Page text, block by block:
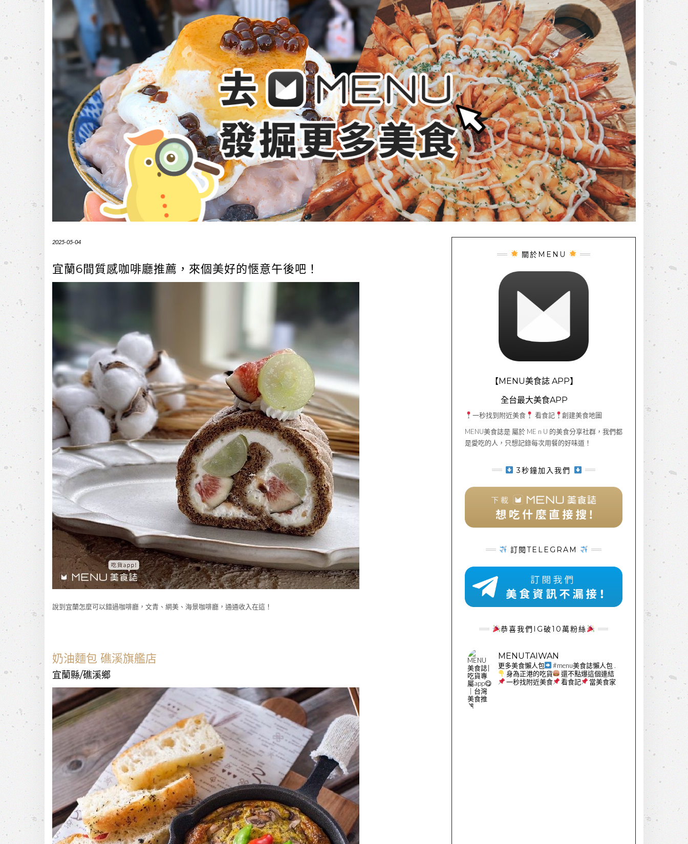
2025-05-04
宜蘭6間質感咖啡廳推薦，來個美好的愜意午後吧！
說到宜蘭怎麼可以錯過咖啡廳，文青、網美、海景咖啡廳，通通收入在這！
奶油麵包 礁溪旗艦店
宜蘭縣/礁溪鄉
關於MENU
【MENU美食誌 APP】
全台最大美食APP
一秒找到附近美食 看食記
創建美食地圖
MENU美食誌是 屬於 ME n U 的美食分享社群，我們都
是愛吃的人，只想記錄每次用餐的好味道！
3秒鐘加入我們
訂閱TELEGRAM
恭喜我們IG破10萬粉絲
MENUTAIWAN
更多美食懶人包 #menu美食誌懶人包 .
身為正港的吃貨
還不點爆這個連結
一秒找附近美食
看食記 當美食家